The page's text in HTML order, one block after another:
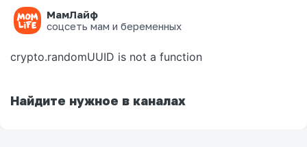
МамЛайф
соцсеть мам и беременных
Ошибка на странице
crypto.randomUUID is not a function
Найдите нужное в каналах